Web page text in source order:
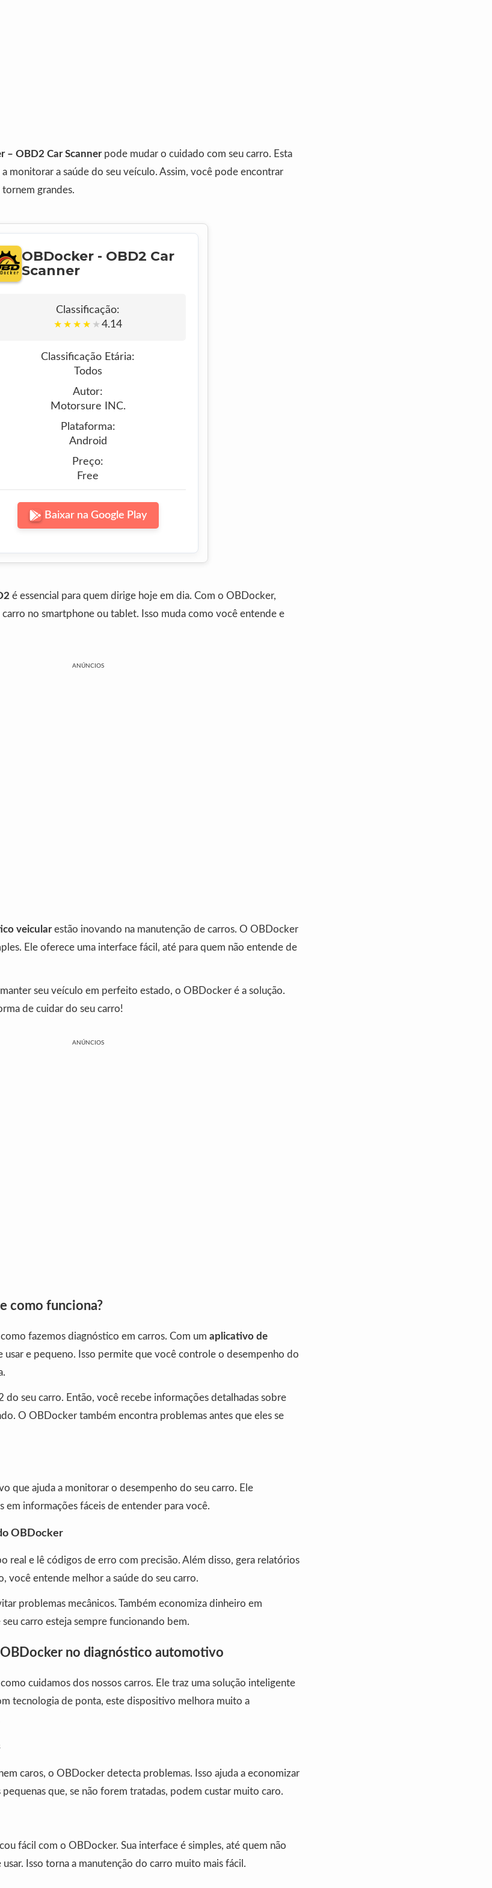
– OBD2 Car Scannerpode mudar o cuidado com seu carro. Esta
monitorar a saúde do seu veículo. Assim, você pode encontrar
tornem grandes.
OBDocker - OBD2 Car
Scanner
Classificação:
★ ★ ★ ★ ★ 4.14
Classificação Etária:
Todos
Autor:
Motorsure INC.
Plataforma:
Android
Preço:
Free
Baixar na Google Play
é essencial para quem dirige hoje em dia. Com o OBDocker,
carro no smartphone ou tablet. Isso muda como você entende e
ANÚNCIOS
veicularestão inovando na manutenção de carros. O OBDocker
Ele oferece uma interface fácil, até para quem não entende de
seu veículo em perfeito estado, o OBDocker é a solução.
de cuidar do seu carro!
ANÚNCIOS
como funciona?
fazemos diagnóstico em carros. Com um aplicativo de
usar e pequeno. Isso permite que você controle o desempenho do
do seu carro. Então, você recebe informações detalhadas sobre
O OBDocker também encontra problemas antes que eles se
que ajuda a monitorar o desempenho do seu carro. Ele
em informações fáceis de entender para você.
OBDocker
real e lê códigos de erro com precisão. Além disso, gera relatórios
você entende melhor a saúde do seu carro.
problemas mecânicos. Também economiza dinheiro em
carro esteja sempre funcionando bem.
no diagnóstico automotivo
cuidamos dos nossos carros. Ele traz uma solução inteligente
tecnologia de ponta, este dispositivo melhora muito a
caros, o OBDocker detecta problemas. Isso ajuda a economizar
que, se não forem tratadas, podem custar muito caro.
fácil com o OBDocker. Sua interface é simples, até quem não
Isso torna a manutenção do carro muito mais fácil.